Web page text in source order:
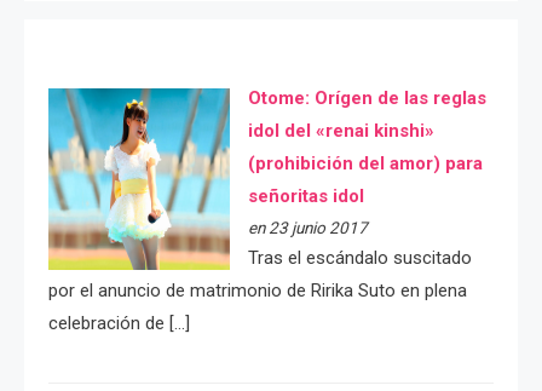
Otome: Orígen de las reglas
idol del «renai kinshi»
(prohibición del amor) para
señoritas idol
en 23 junio 2017
Tras el escándalo suscitado
por el anuncio de matrimonio de Ririka Suto en plena
celebración de […]